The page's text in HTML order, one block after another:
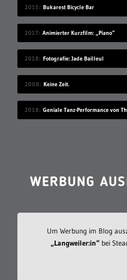
2015 Bukarest Bicycle Bar
2017 Animierter Kurzfilm: „Piano“
2018 Fotografie: Jade Bailleul
2008 Keine Zeit.
2018 Geniale Tanz-Performance von
WERBUNG
Um Werbung im Blog
„Langweiler:in“bei